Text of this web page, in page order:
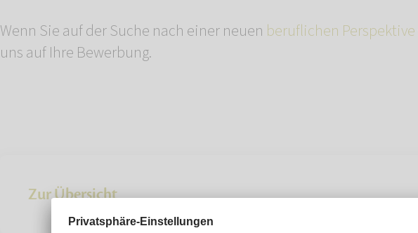
Wenn Sie auf der Suche nach einer neuen beruflichen Perspektive
uns auf Ihre Bewerbung.
Zur Übersicht